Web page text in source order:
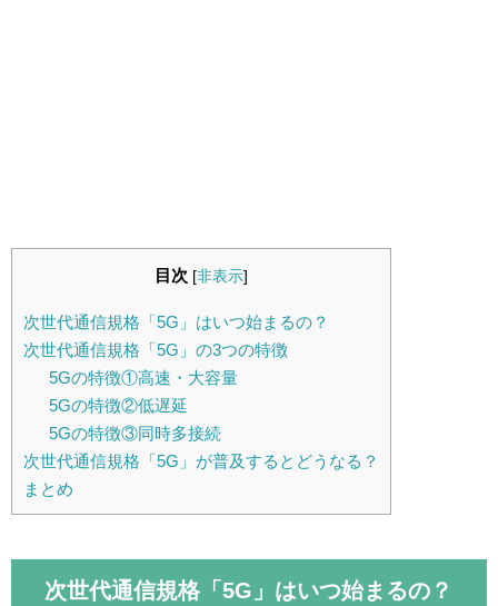
目次 [非表示]
次世代通信規格「5G」はいつ始まるの？
次世代通信規格「5G」の3つの特徴
5Gの特徴①高速・大容量
5Gの特徴②低遅延
5Gの特徴③同時多接続
次世代通信規格「5G」が普及するとどうなる？
まとめ
次世代通信規格「5G」はいつ始まるの？